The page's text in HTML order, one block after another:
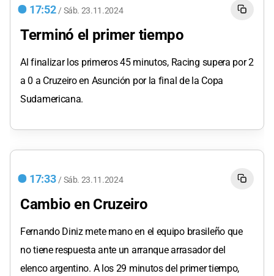
17:52 / Sáb. 23.11.2024
Terminó el primer tiempo
Al finalizar los primeros 45 minutos, Racing supera por 2
a 0 a Cruzeiro en Asunción por la final de la Copa
Sudamericana.
17:33 / Sáb. 23.11.2024
Cambio en Cruzeiro
Fernando Diniz mete mano en el equipo brasileño que
no tiene respuesta ante un arranque arrasador del
elenco argentino. A los 29 minutos del primer tiempo,